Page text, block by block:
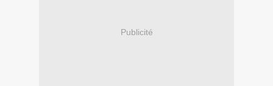
Publicité